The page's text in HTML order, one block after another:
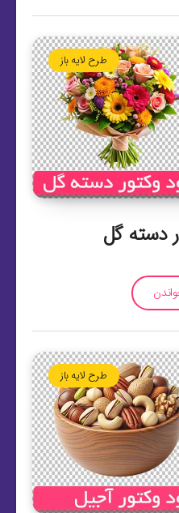
طرح لایه باز
دسته گل
طرح لایه باز